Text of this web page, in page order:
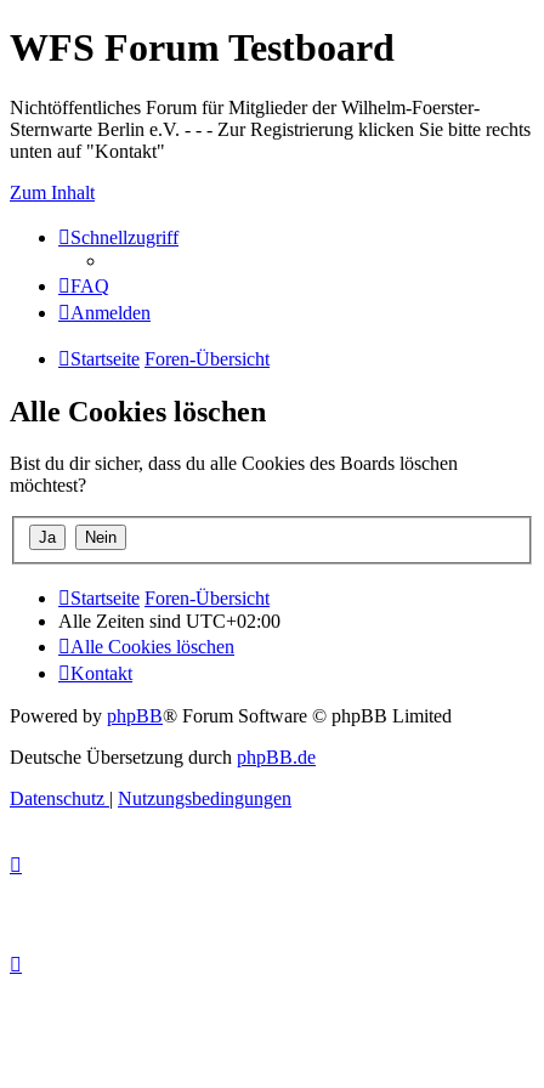
WFS Forum Testboard
Nichtöffentliches Forum für Mitglieder der Wilhelm-Foerster-
Sternwarte Berlin e.V. - - - Zur Registrierung klicken Sie bitte rechts
unten auf "Kontakt"
Zum Inhalt
Schnellzugriff
FAQ
Anmelden
Startseite Foren-Übersicht
Alle Cookies löschen
Bist du dir sicher, dass du alle Cookies des Boards löschen
möchtest?
Startseite Foren-Übersicht
Alle Zeiten sind UTC+02:00
Alle Cookies löschen
Kontakt
Powered by phpBB® Forum Software © phpBB Limited
Deutsche Übersetzung durch phpBB.de
Datenschutz | Nutzungsbedingungen